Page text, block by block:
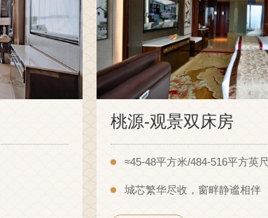
桃源-观景双床房
≈45-48平方米/484-516平方英尺
城芯繁华尽收，窗畔静谧相伴